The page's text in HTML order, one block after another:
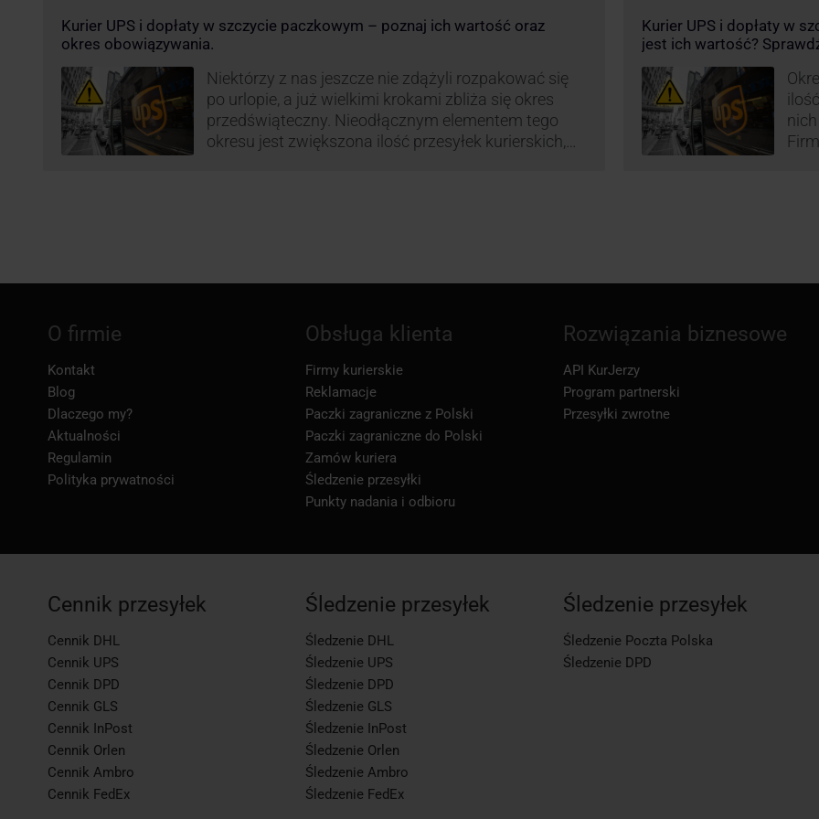
terminowość i jakość dostaw.
Kurier UPS i dopłaty w szczycie paczkowym – poznaj ich wartość oraz
okres obowiązywania.
Niektórzy z nas jeszcze nie zdążyli rozpakować się
po urlopie, a już wielkimi krokami zbliża się okres
przedświąteczny. Nieodłącznym elementem tego
okresu jest zwiększona ilość przesyłek kurierskich,
Kurier UPS i dopłaty w
jest ich wartość?
O firmie
Kontakt
Blog
Dlaczego my?
Aktualności
Regulamin
Polityka prywatności
Obsługa klienta
Firmy kurierskie
Reklamacje
Paczki zagraniczne z Polski
Paczki zagraniczne do Polski
Zamów kuriera
Śledzenie przesyłki
Punkty nadania i odbioru
Rozwiązania biznesowe
API KurJerzy
Program partnerski
Przesyłki zwrotne
Cennik przesyłek
Cennik DHL
Cennik UPS
Cennik DPD
Cennik GLS
Cennik InPost
Cennik Orlen
Cennik Ambro
Cennik FedEx
Śledzenie przesyłek
Śledzenie DHL
Śledzenie UPS
Śledzenie DPD
Śledzenie GLS
Śledzenie InPost
Śledzenie Orlen
Śledzenie Ambro
Śledzenie FedEx
Śledzenie przesyłek
Śledzenie Poczta Polska
Śledzenie DPD